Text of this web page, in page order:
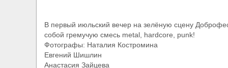
В первый июльский вечер на зелёную сцену
собой гремучую смесь metal, hardcore, punk!
Фотографы: Наталия Костромина
Евгений Шишлин
Анастасия Зайцева